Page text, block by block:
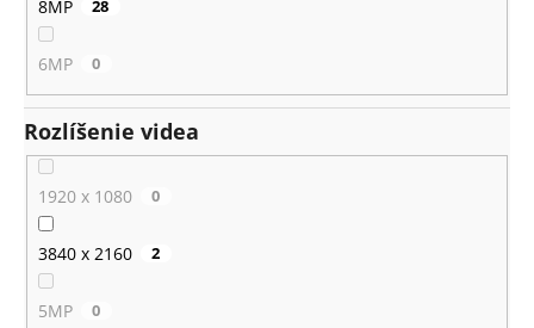
8MP 28
6MP 0
Rozlíšenie videa
1920 x 1080 0
3840 x 2160 2
5MP 0